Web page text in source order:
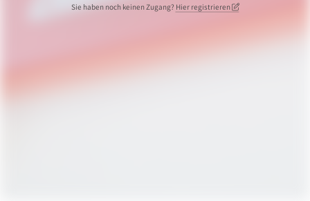
Sie haben noch keinen Zugang? Hier registrieren